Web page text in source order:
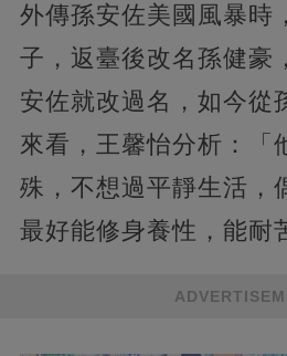
外傳孫安佐美國風暴時
子，返臺後改名孫健豪
安佐就改過名，如今從
來看，王馨怡分析：「
殊，不想過平靜生活，
最好能修身養性，能耐